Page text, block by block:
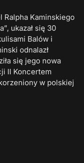
Ralpha Kaminskiego
ukazał się 30
Balów i
odnalazł
się jego nowa
II Koncertem
w polskiej